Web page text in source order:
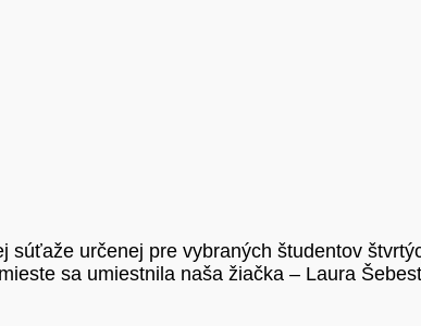
určenej pre vybraných študentov
sa umiestnila naša žiačka – Laura